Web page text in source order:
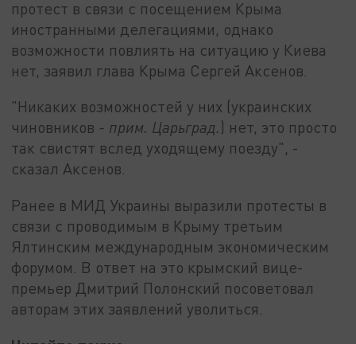
протест в связи с посещением Крыма
иностранными делегациями, однако
возможности повлиять на ситуацию у Киева
нет, заявил глава Крыма Сергей Аксенов.
"Никаких возможностей у них (украинских
чиновников - прим. Царьград.) нет, это просто
так свистят вслед уходящему поезду", -
сказал Аксенов.
Ранее в МИД Украины выразили протесты в
связи с проводимым в Крыму третьим
Ялтинским международным экономическим
форумом. В ответ на это крымский вице-
премьер Дмитрий Полонский посоветовал
авторам этих заявлений уволиться.